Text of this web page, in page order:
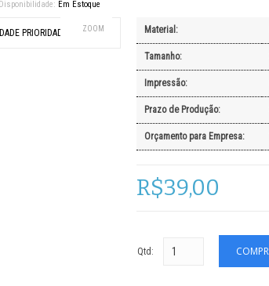
Disponibilidade: Em Estoque
ZOOM Material:
Tamanho:
Impressão:
Prazo de Produção:
Orçamento para Empresa:
R$39,00
Qtd: